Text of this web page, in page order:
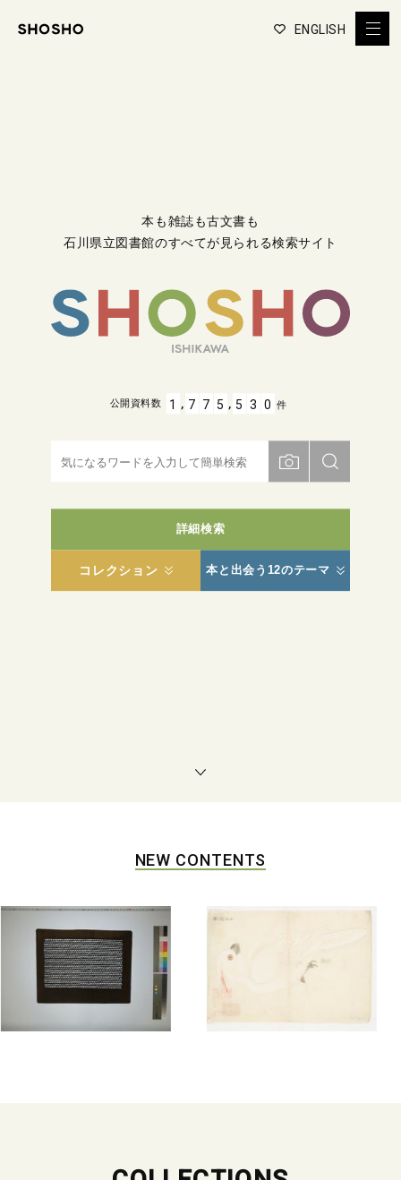
ENGLISH
本も雑誌も古文書も
石川県立図書館のすべてが見られる検索サイト
詳細検索
コレクション 本と出会う12のテーマ
公開資料数 1 , 7 7 5 , 5 3 0 件
NEW CONTENTS